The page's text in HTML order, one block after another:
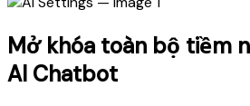
Mở khóa toàn bộ tiềm
AI Chatbot